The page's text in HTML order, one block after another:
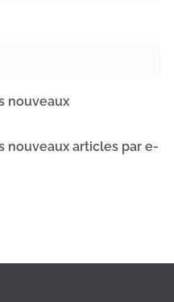
nouveaux
nouveaux articles par e-